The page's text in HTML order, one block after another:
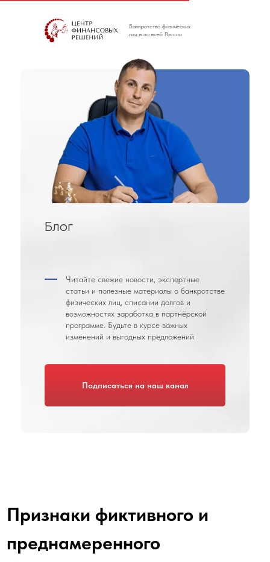
Читайте свежие новости, экспертные
статьи и полезные материалы о банкротстве
физических лиц, списании долгов и
возможностях заработка в партнёрской
программе. Будьте в курсе важных
изменений и выгодных предложений
Блог
Подписаться на наш канал
Банкротство физических
лиц в по всей России
Признаки фиктивного и
преднамеренного
банкротства: как не попасть
В каких случаях должнику (физ. лицу)
могут отказать в банкротстве
С какими ситуациями чаще всего